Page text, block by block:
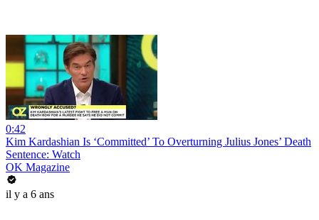
0:42
Kim Kardashian Is ‘Committed’ To Overturning Julius Jones’ Death
Sentence: Watch
OK Magazine
il y a 6 ans